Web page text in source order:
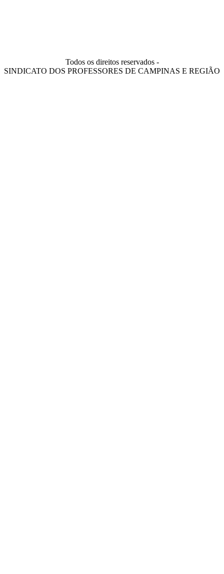
Todos os direitos reservados -
SINDICATO DOS PROFESSORES DE CAMPINAS E REGIÃO